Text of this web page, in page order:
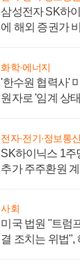
삼성전자 SK하
에 해외 증권가
화학·에너지
'한수원 협력사'
원자로 '임계 상
전자·전기·정보통신
SK하이닉스 1주
추가 주주환원
사회
미국 법원 "트럼
결 조치는 위법",